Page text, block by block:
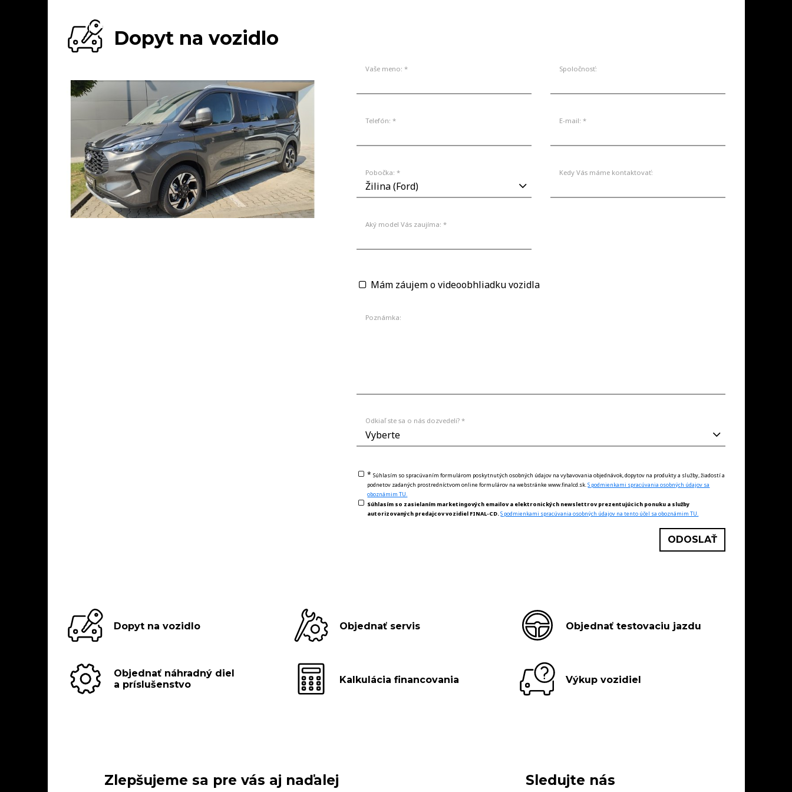
Dopyt na vozidlo
Vaše meno: * Spoločnosť:
Telefón: * E-mail: *
Pobočka: * Kedy Vás máme kontaktovať:
Aký model Vás zaujíma: *
Mám záujem o videoobhliadku vozidla
Poznámka:
Odkiaľ ste sa o nás dozvedeli? *
*Súhlasím so spracúvaním formulárom poskytnutých osobných údajov na vybavovania objednávok, dopytov na produkty a služby, žiadostí a
podnetov zadaných prostredníctvom online formulárov na webstránke www.finalcd.sk.S podmienkami spracúvania osobných údajov sa
oboznámim TU.
Súhlasím so zasielaním marketingových emailov a elektronických newslettrov prezentujúcich ponuku a služby
autorizovaných predajcov vozidiel FINAL-CD. S podmienkami spracúvania osobných údajov na tento účel sa oboznámim TU.
Dopyt na vozidlo Objednať servis Objednať testovaciu jazdu
Objednať náhradný diel
a príslušenstvo
Kalkulácia financovania Výkup vozidiel
Zlepšujeme sa pre vás aj naďalej Sledujte nás